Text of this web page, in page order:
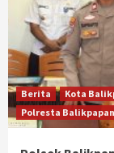
Berita
Kota
Polresta Balikpapan